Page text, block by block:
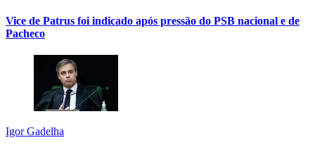
Vice de Patrus foi indicado após pressão do PSB nacional e de
Pacheco
Igor Gadelha